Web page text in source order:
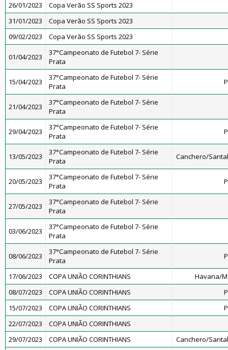
26/01/2023
Copa Verão SS Sports 2023
31/01/2023
Copa Verão SS Sports 2023
09/02/2023
Copa Verão SS Sports 2023
01/04/2023
37°Campeonato de Futebol 7- Série
Prata
15/04/2023
37°Campeonato de Futebol 7- Série
Prata
21/04/2023
37°Campeonato de Futebol 7- Série
Prata
29/04/2023
37°Campeonato de Futebol 7- Série
Prata
13/05/2023
37°Campeonato de Futebol 7- Série
Prata
Canchero/
20/05/2023
37°Campeonato de Futebol 7- Série
Prata
27/05/2023
37°Campeonato de Futebol 7- Série
Prata
03/06/2023
37°Campeonato de Futebol 7- Série
Prata
08/06/2023
37°Campeonato de Futebol 7- Série
Prata
17/06/2023 COPA UNIÃO CORINTHIANS
Havana/
08/07/2023
COPA UNIÃO CORINTHIANS
15/07/2023
COPA UNIÃO CORINTHIANS
22/07/2023
COPA UNIÃO CORINTHIANS
29/07/2023
COPA UNIÃO CORINTHIANS Canchero/